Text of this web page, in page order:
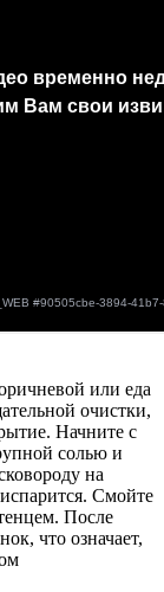
или еда
очистки,
Начните с
солью и
на
Смойте
После
что означает,